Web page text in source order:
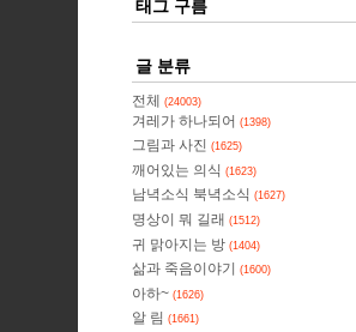
태그 구름
글 분류
전체 (24003)
겨레가 하나되어 (1398)
그림과 사진 (1625)
깨어있는 의식 (1623)
남녁소식 북녁소식 (1627)
명상이 뭐 길래 (1512)
귀 맑아지는 방 (1404)
삶과 죽음이야기 (1600)
아하~ (1626)
알 림 (1661)